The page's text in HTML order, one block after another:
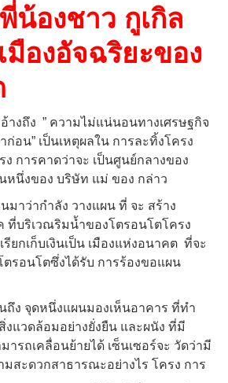
น้องชาว กูเกิล
มืองอัจฉริยะของ
างถึง ” ความไม่แน่นอนทางเศรษฐกิจ
ก่อน” เป็นเหตุผลใน การละทิ้งโครง
การคาดว่าจะ เป็นศูนย์กลางของ
หนึ่งของ บริษัท แม่ ของ กล่าว
มาว่ากำลัง วางแผน ที่ จะ สร้าง
ที่บริเวณริมน้ำของโตรอนโตโครง
ยกเก็บเงินเป็น เมืองแห่งอนาคต ที่จะ
ตรอนโตซึ่งได้รับ การร้องขอแผน
ง จุดหนึ่งแผนมองเห็นอาคาร ที่ทำ
งแวดล้อมอย่างยั่งยืน และผนัง ที่มี
รถเคลื่อนย้ายได้ เซ็นเซอร์จะ วัดว่ามี
มสะดวกสาธารณะอย่างไร โครง การ